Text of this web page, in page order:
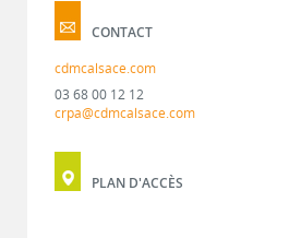
CONTACT
cdmcalsace.com
03 68 00 12 12
crpa@cdmcalsace.com
PLAN D'ACCÈS